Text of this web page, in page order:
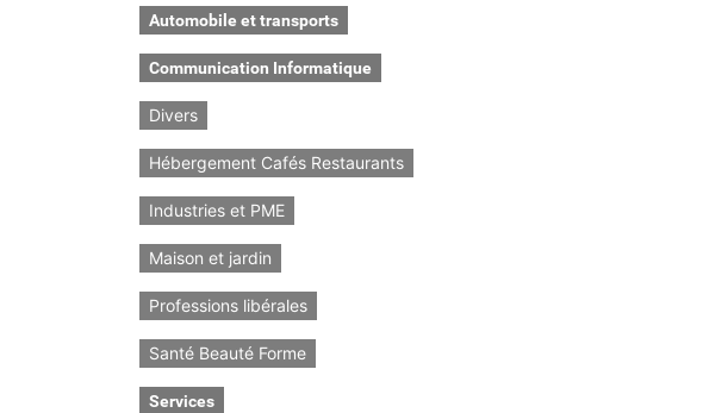
Automobile et transports
Communication Informatique
Divers
Hébergement Cafés Restaurants
Industries et PME
Maison et jardin
Professions libérales
Santé Beauté Forme
Services